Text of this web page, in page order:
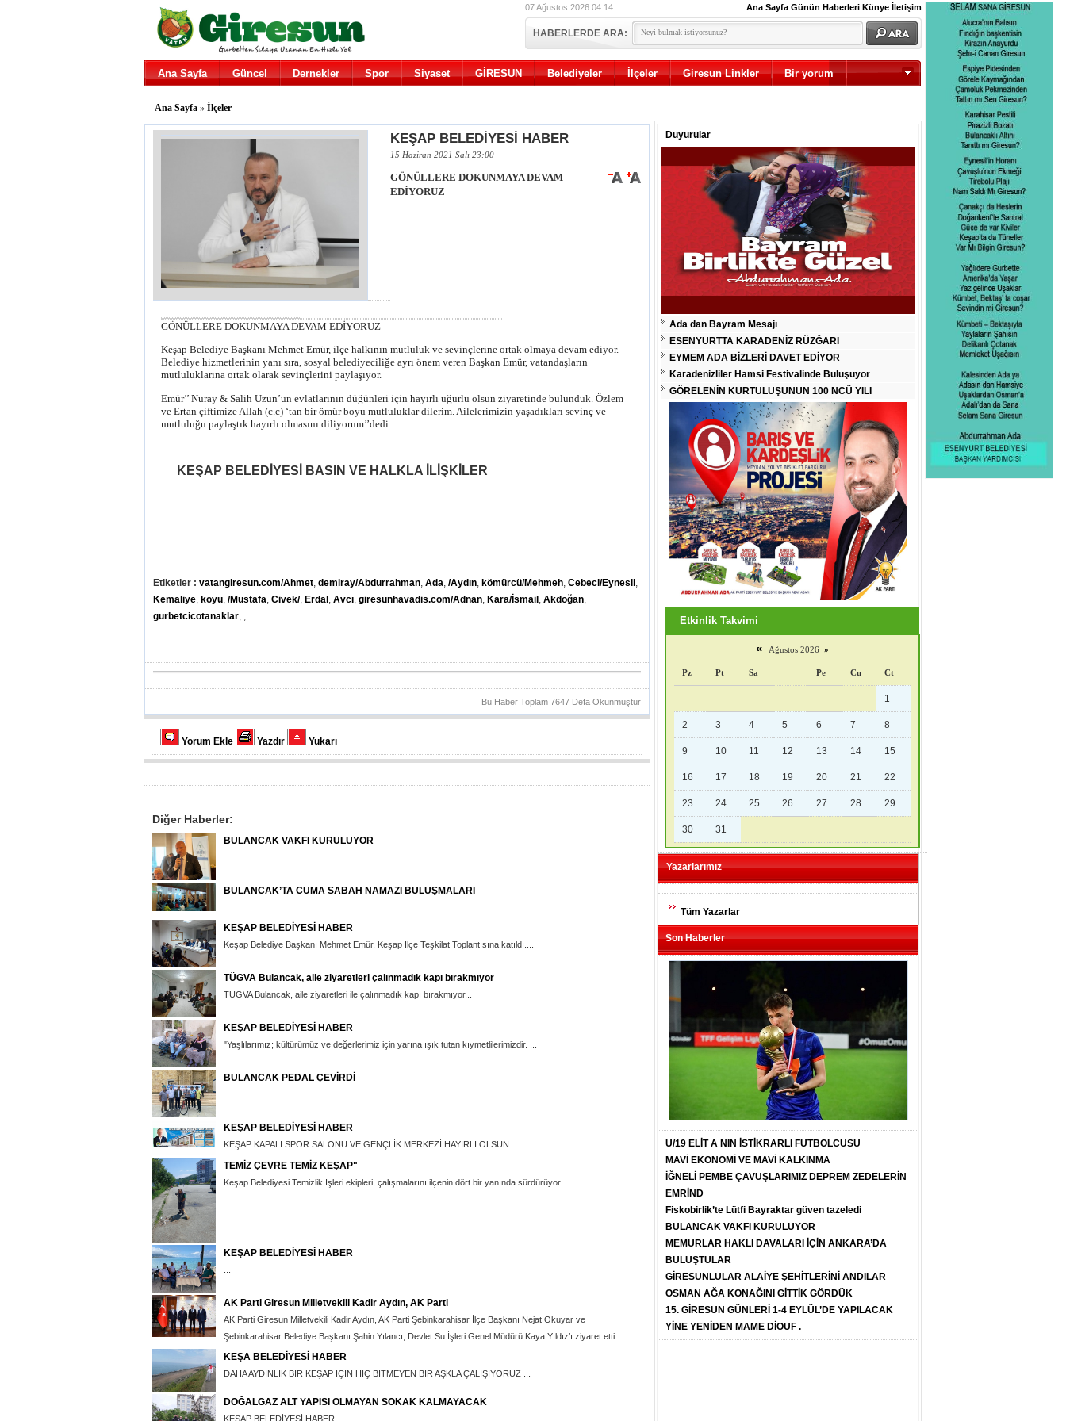
07 Ağustos 2026 04:14 Ana Sayfa Günün Haberleri Künye İletişim
HABERLERDE ARA:
Ana Sayfa Güncel Dernekler Spor Siyaset GİRESUN Belediyeler İlçeler Giresun Linkler Bir yorum
Ana Sayfa » İlçeler
KEŞAP BELEDİYESİ HABER
15 Haziran 2021 Salı 23:00
GÖNÜLLERE DOKUNMAYA DEVAM
EDİYORUZ
GÖNÜLLERE DOKUNMAYA DEVAM EDİYORUZ
Keşap Belediye Başkanı Mehmet Emür, ilçe halkının mutluluk ve sevinçlerine ortak olmaya devam ediyor.
Belediye hizmetlerinin yanı sıra, sosyal belediyeciliğe ayrı önem veren Başkan Emür, vatandaşların
mutluluklarına ortak olarak sevinçlerini paylaşıyor.
Emür’’ Nuray & Salih Uzun’un evlatlarının düğünleri için hayırlı uğurlu olsun ziyaretinde bulunduk. Özlem
ve Ertan çiftimize Allah (c.c) ‘tan bir ömür boyu mutluluklar dilerim. Ailelerimizin yaşadıkları sevinç ve
mutluluğu paylaştık hayırlı olmasını diliyorum’’dedi.
KEŞAP BELEDİYESİ BASIN VE HALKLA İLİŞKİLER
Etiketler : vatangiresun.com/Ahmet, demiray/Abdurrahman, Ada, /Aydın, kömürcü/Mehmeh, Cebeci/Eynesil ,
Kemaliye, köyü, /Mustafa, Civek/, Erdal , Avcı, giresunhavadis.com/Adnan, Kara/İsmail , Akdoğan,
gurbetcicotanaklar, ,
Bu Haber Toplam 7647 Defa Okunmuştur
Yorum Ekle Yazdır Yukarı
Diğer Haberler:
BULANCAK VAKFI KURULUYOR
BULANCAK’TA CUMA SABAH NAMAZI BULUŞMALARI
KEŞAP BELEDİYESİ HABER
Keşap Belediye Başkanı Mehmet Emür, Keşap İlçe Teşkilat Toplantısına katıldı....
TÜGVA Bulancak, aile ziyaretleri çalınmadık kapı bırakmıyor
TÜGVA Bulancak, aile ziyaretleri ile çalınmadık kapı bırakmıyor...
KEŞAP BELEDİYESİ HABER
"Yaşlılarımız; kültürümüz ve değerlerimiz için yarına ışık tutan kıymetlilerimizdir. ...
BULANCAK PEDAL ÇEVİRDİ
KEŞAP BELEDİYESİ HABER
KEŞAP KAPALI SPOR SALONU VE GENÇLİK MERKEZİ HAYIRLI OLSUN...
TEMİZ ÇEVRE TEMİZ KEŞAP"
Keşap Belediyesi Temizlik İşleri ekipleri, çalışmalarını ilçenin dört bir yanında sürdürüyor....
KEŞAP BELEDİYESİ HABER
AK Parti Giresun Milletvekili Kadir Aydın, AK Parti
AK Parti Giresun Milletvekili Kadir Aydın, AK Parti Şebinkarahisar İlçe Başkanı Nejat Okuyar ve
Şebinkarahisar Belediye Başkanı Şahin Yılancı; Devlet Su İşleri Genel Müdürü Kaya Yıldız’ı ziyaret etti....
KEŞA BELEDİYESİ HABER
DAHA AYDINLIK BİR KEŞAP İÇİN HİÇ BİTMEYEN BİR AŞKLA ÇALIŞIYORUZ ...
DOĞALGAZ ALT YAPISI OLMAYAN SOKAK KALMAYACAK
KEŞAP BELEDİYESİ HABER...
Duyurular
Ada dan Bayram Mesajı
ESENYURTTA KARADENİZ RÜZĞARI
EYMEM ADA BİZLERİ DAVET EDİYOR
Karadenizliler Hamsi Festivalinde Buluşuyor
GÖRELENİN KURTULUŞUNUN 100 NCÜ YILI
Etkinlik Takvimi
« Ağustos 2026 »
Pz Pt Sa Pe Cu Ct
1
2 3 4 5 6 7 8
9 10 11 12 13 14 15
16 17 18 19 20 21 22
23 24 25 26 27 28 29
30 31
Yazarlarımız
Tüm Yazarlar
Son Haberler
U/19 ELİT A NIN İSTİKRARLI FUTBOLCUSU
MAVİ EKONOMİ VE MAVİ KALKINMA
İĞNELİ PEMBE ÇAVUŞLARIMIZ DEPREM ZEDELERİN
EMRİND
Fiskobirlik’te Lütfi Bayraktar güven tazeledi
BULANCAK VAKFI KURULUYOR
MEMURLAR HAKLI DAVALARI İÇİN ANKARA’DA
BULUŞTULAR
GİRESUNLULAR ALAİYE ŞEHİTLERİNİ ANDILAR
OSMAN AĞA KONAĞINI GİTTİK GÖRDÜK
15. GİRESUN GÜNLERİ 1-4 EYLÜL’DE YAPILACAK
YİNE YENİDEN MAME DİOUF .